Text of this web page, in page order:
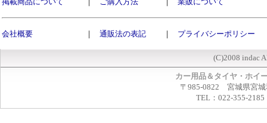
会社概要 ｜ 通販法の表記 ｜ プライバシーポリシー
(C)2008 indac
カー用品＆タイヤ・ホイ
〒985-0822 宮城県宮城
TEL：022-355-